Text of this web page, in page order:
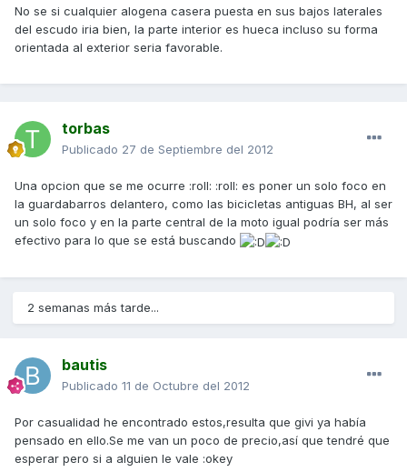
No se si cualquier alogena casera puesta en sus bajos laterales
del escudo iria bien, la parte interior es hueca incluso su forma
orientada al exterior seria favorable.
torbas
Publicado 27 de Septiembre del 2012
Una opcion que se me ocurre :roll: :roll: es poner un solo foco en
la guardabarros delantero, como las bicicletas antiguas BH, al ser
un solo foco y en la parte central de la moto igual podría ser más
efectivo para lo que se está buscando
2 semanas más tarde...
bautis
Publicado 11 de Octubre del 2012
Por casualidad he encontrado estos,resulta que givi ya había
pensado en ello.Se me van un poco de precio,así que tendré que
esperar pero si a alguien le vale :okey